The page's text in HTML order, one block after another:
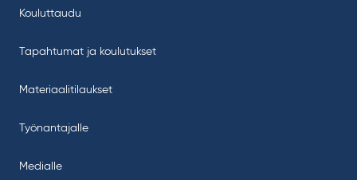
Kouluttaudu
Tapahtumat ja koulutukset
Materiaalitilaukset
Työnantajalle
Medialle